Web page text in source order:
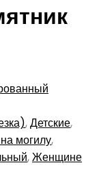
,Детские,
могилу,
,Женщине